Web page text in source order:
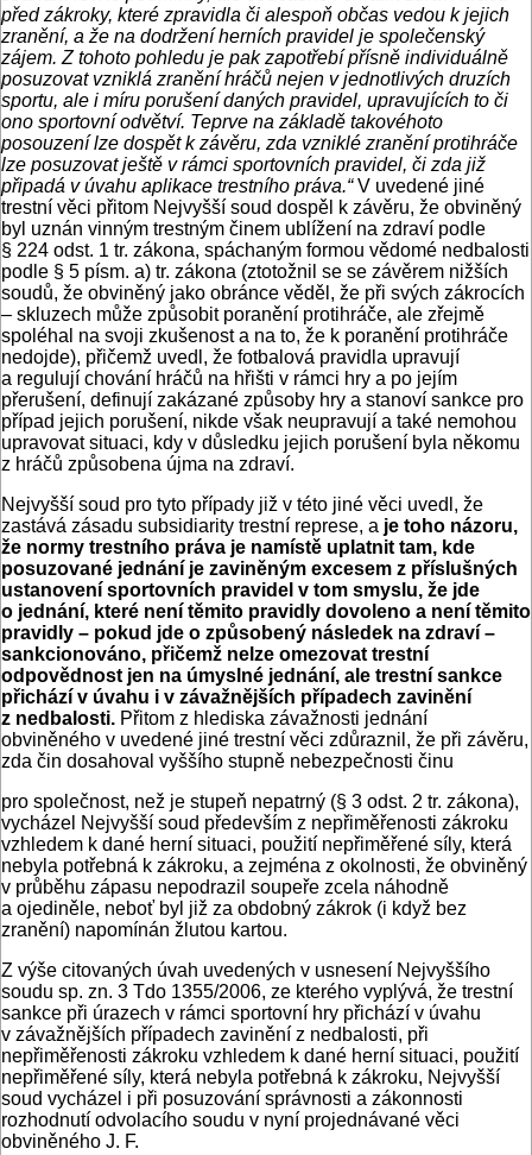
před zákroky, které zpravidla či alespoň občas vedou k jejich
zranění, a že na dodržení herních pravidel je společenský
zájem. Z tohoto pohledu je pak zapotřebí přísně individuálně
posuzovat vzniklá zranění hráčů nejen v jednotlivých druzích
sportu, ale i míru porušení daných pravidel, upravujících to či
ono sportovní odvětví. Teprve na základě takovéhoto
posouzení lze dospět k závěru, zda vzniklé zranění protihráče
lze posuzovat ještě v rámci sportovních pravidel, či zda již
připadá v úvahu aplikace trestního práva.“V uvedené jiné
trestní věci přitom Nejvyšší soud dospěl k závěru, že obviněný
byl uznán vinným trestným činem ublížení na zdraví podle
§ 224 odst. 1 tr. zákona, spáchaným formou vědomé nedbalosti
podle § 5 písm. a) tr. zákona (ztotožnil se se závěrem nižších
soudů, že obviněný jako obránce věděl, že při svých zákrocích
– skluzech může způsobit poranění protihráče, ale zřejmě
spoléhal na svoji zkušenost a na to, že k poranění protihráče
nedojde), přičemž uvedl, že fotbalová pravidla upravují
a regulují chování hráčů na hřišti v rámci hry a po jejím
přerušení, definují zakázané způsoby hry a stanoví sankce pro
případ jejich porušení, nikde však neupravují a také nemohou
upravovat situaci, kdy v důsledku jejich porušení byla někomu
z hráčů způsobena újma na zdraví.
Nejvyšší soud pro tyto případy již v této jiné věci uvedl, že
zastává zásadu subsidiarity trestní represe, a je toho názoru,
že normy trestního práva je namístě uplatnit tam, kde
posuzované jednání je zaviněným excesem z příslušných
ustanovení sportovních pravidel v tom smyslu, že jde
o jednání, které není těmito pravidly dovoleno a není těmito
pravidly – pokud jde o způsobený následek na zdraví –
sankcionováno, přičemž nelze omezovat trestní
odpovědnost jen na úmyslné jednání, ale trestní sankce
přichází v úvahu i v závažnějších případech zavinění
z nedbalosti. Přitom z hlediska závažnosti jednání
obviněného v uvedené jiné trestní věci zdůraznil, že při závěru,
zda čin dosahoval vyššího stupně nebezpečnosti činu
pro společnost, než je stupeň nepatrný (§ 3 odst. 2 tr. zákona),
vycházel Nejvyšší soud především z nepřiměřenosti zákroku
vzhledem k dané herní situaci, použití nepřiměřené síly, která
nebyla potřebná k zákroku, a zejména z okolnosti, že obviněný
v průběhu zápasu nepodrazil soupeře zcela náhodně
a ojediněle, neboť byl již za obdobný zákrok (i když bez
zranění) napomínán žlutou kartou.
Z výše citovaných úvah uvedených v usnesení Nejvyššího
soudu sp. zn. 3 Tdo 1355/2006, ze kterého vyplývá, že trestní
sankce při úrazech v rámci sportovní hry přichází v úvahu
v závažnějších případech zavinění z nedbalosti, při
nepřiměřenosti zákroku vzhledem k dané herní situaci, použití
nepřiměřené síly, která nebyla potřebná k zákroku, Nejvyšší
soud vycházel i při posuzování správnosti a zákonnosti
rozhodnutí odvolacího soudu v nyní projednávané věci
obviněného J. F.